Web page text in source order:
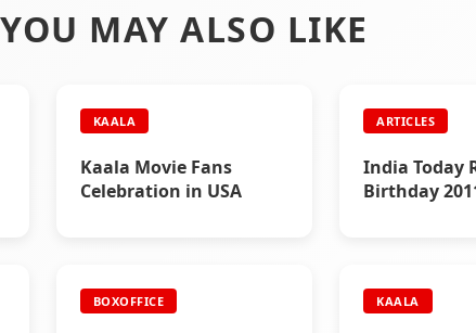
YOU MAY ALSO LIKE
KAALA
Kaala Movie Fans
Celebration in USA
ARTICLES
India Today
Birthday
BOXOFFICE KAALA